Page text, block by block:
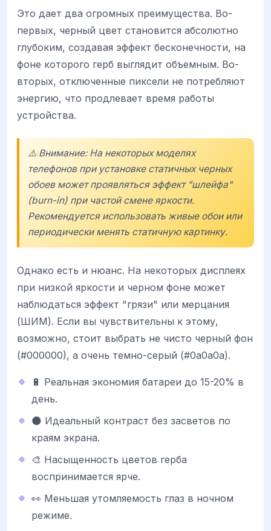
Это дает два огромных преимущества. Во-
первых, черный цвет становится абсолютно
глубоким, создавая эффект бесконечности, на
фоне которого герб выглядит объемным. Во-
вторых, отключенные пиксели не потребляют
энергию, что продлевает время работы
устройства.
⚠️ Внимание: На некоторых моделях
телефонов при установке статичных черных
обоев может проявляться эффект "шлейфа"
(burn-in) при частой смене яркости.
Рекомендуется использовать живые обои или
периодически менять статичную картинку.
Однако есть и нюанс. На некоторых дисплеях
при низкой яркости и черном фоне может
наблюдаться эффект "грязи" или мерцания
(ШИМ). Если вы чувствительны к этому,
возможно, стоит выбрать не чисто черный фон
(#000000), а очень темно-серый (#0a0a0a).
🔋 Реальная экономия батареи до 15-20% в
день.
🌑 Идеальный контраст без засветов по
краям экрана.
🎨 Насыщенность цветов герба
воспринимается ярче.
👀 Меньшая утомляемость глаз в ночном
режиме.